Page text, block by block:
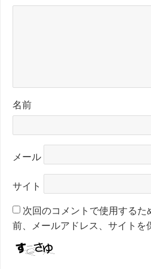
名前
メール
サイト
次回のコメントで使用するた
前、メールアドレス、サイトを